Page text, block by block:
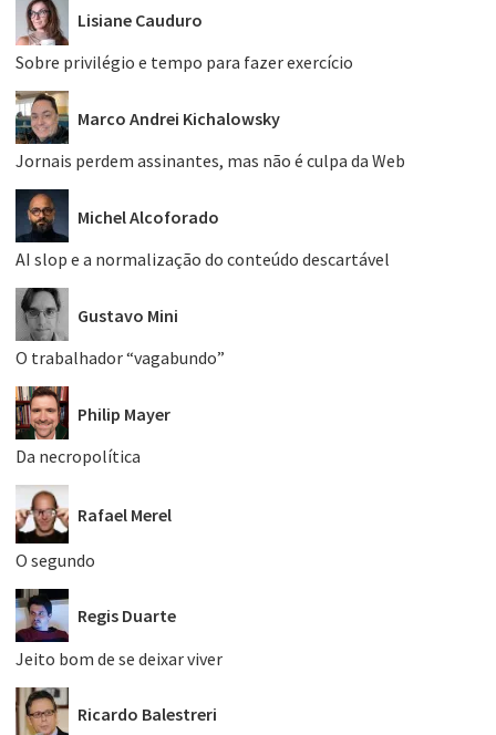
Lisiane Cauduro
Sobre privilégio e tempo para fazer exercício
Marco Andrei Kichalowsky
Jornais perdem assinantes, mas não é culpa da Web
Michel Alcoforado
AI slop e a normalização do conteúdo descartável
Gustavo Mini
O trabalhador “vagabundo”
Philip Mayer
Da necropolítica
Rafael Merel
O segundo
Regis Duarte
Jeito bom de se deixar viver
Ricardo Balestreri